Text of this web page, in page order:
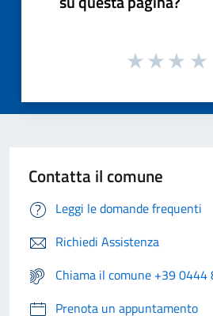
Contatta il comune
Leggi le domande frequenti
Richiedi Assistenza
Chiama il comune +39 0444
Prenota un appuntamento